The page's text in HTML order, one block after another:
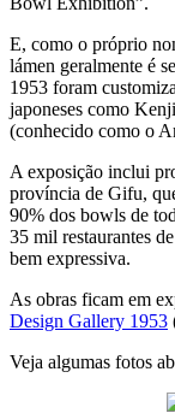
E, como o próprio
lámen geralmente é
1953 foram
japoneses como
(conhecido como o
A exposição inclui
província de Gifu,
90% dos bowls de
35 mil restaurantes
bem expressiva.
As obras ficam em
Design Gallery 1953
Veja algumas fotos